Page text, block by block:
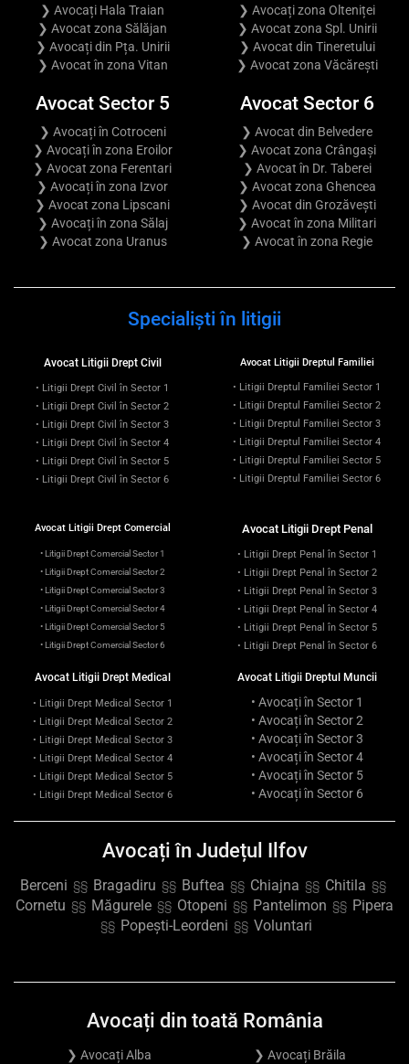
❯ Avocați Hala Traian
❯ Avocat zona Sălăjan
❯ Avocați din Pța. Unirii
❯ Avocat în zona Vitan
❯ Avocați zona Olteniței
❯ Avocat zona Spl. Unirii
❯ Avocat din Tineretului
❯ Avocat zona Văcărești
Avocat Sector 5
❯ Avocați în Cotroceni
❯ Avocați în zona Eroilor
❯ Avocat zona Ferentari
❯ Avocați în zona Izvor
❯ Avocat zona Lipscani
❯ Avocați în zona Sălaj
❯ Avocat zona Uranus
Avocat Sector 6
❯ Avocat din Belvedere
❯ Avocat zona Crângași
❯ Avocat în Dr. Taberei
❯ Avocat zona Ghencea
❯ Avocat din Grozăvești
❯ Avocat în zona Militari
❯ Avocat în zona Regie
Specialiști în litigii
Avocat Litigii Drept Civil
• Litigii Drept Civil în Sector 1
• Litigii Drept Civil în Sector 2
• Litigii Drept Civil în Sector 3
• Litigii Drept Civil în Sector 4
• Litigii Drept Civil în Sector 5
• Litigii Drept Civil în Sector 6
Avocat Litigii Dreptul Familiei
• Litigii Dreptul Familiei Sector 1
• Litigii Dreptul Familiei Sector 2
• Litigii Dreptul Familiei Sector 3
• Litigii Dreptul Familiei Sector 4
• Litigii Dreptul Familiei Sector 5
• Litigii Dreptul Familiei Sector 6
Avocat Litigii Drept Comercial
• Litigii Drept Comercial Sector 1
• Litigii Drept Comercial Sector 2
• Litigii Drept Comercial Sector 3
• Litigii Drept Comercial Sector 4
• Litigii Drept Comercial Sector 5
• Litigii Drept Comercial Sector 6
Avocat Litigii Drept Penal
• Litigii Drept Penal în Sector 1
• Litigii Drept Penal în Sector 2
• Litigii Drept Penal în Sector 3
• Litigii Drept Penal în Sector 4
• Litigii Drept Penal în Sector 5
• Litigii Drept Penal în Sector 6
Avocat Litigii Drept Medical
• Litigii Drept Medical Sector 1
• Litigii Drept Medical Sector 2
• Litigii Drept Medical Sector 3
• Litigii Drept Medical Sector 4
• Litigii Drept Medical Sector 5
• Litigii Drept Medical Sector 6
Avocat Litigii Dreptul Muncii
• Avocați în Sector 1
• Avocați în Sector 2
• Avocați în Sector 3
• Avocați în Sector 4
• Avocați în Sector 5
• Avocați în Sector 6
Avocați în Județul Ilfov
Berceni §§ Bragadiru §§ Buftea §§ Chiajna §§ Chitila §§
Cornetu §§ Măgurele §§ Otopeni §§ Pantelimon §§ Pipera
§§ Popești-Leordeni §§ Voluntari
Avocați din toată România
❯ Avocați Alba
❯ Avocați Brăila